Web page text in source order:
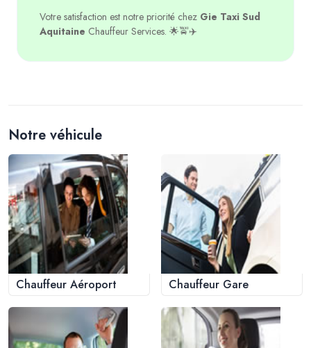
Votre satisfaction est notre priorité chez Gie Taxi Sud
Aquitaine Chauffeur Services. 🌟🚖✈️
Notre véhicule
Chauffeur Aéroport Chauffeur Gare